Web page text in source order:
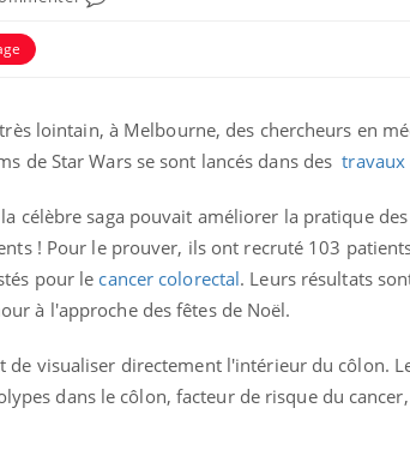
lointain, à Melbourne, des chercheurs en
de Star Wars se sont lancés dans des
célèbre saga pouvait améliorer la pratique
! Pour le prouver, ils ont recruté 103
pour le cancer colorectal. Leurs résultats
à l'approche des fêtes de Noël.
visualiser directement l'intérieur du côlon.
dans le côlon, facteur de risque du